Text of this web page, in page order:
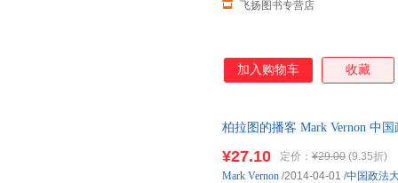
飞扬图书专营店
加入购物车 收藏
柏拉图的播客 Mark Vernon 中
¥27.10 定价： ¥29.00 (9.35折)
Mark Vernon /2014-04-01 /中国政法